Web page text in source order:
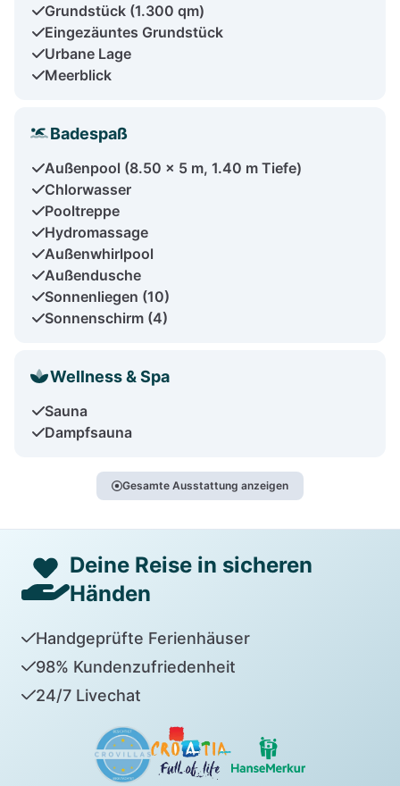
Grundstück (1.300 qm)
Eingezäuntes Grundstück
Urbane Lage
Meerblick
Badespaß
Außenpool (8.50 x 5 m, 1.40 m Tiefe)
Chlorwasser
Pooltreppe
Hydromassage
Außenwhirlpool
Außendusche
Sonnenliegen (10)
Sonnenschirm (4)
Wellness & Spa
Sauna
Dampfsauna
Gesamte Ausstattung anzeigen
Deine Reise in sicheren
Händen
Handgeprüfte Ferienhäuser
98% Kundenzufriedenheit
24/7 Livechat